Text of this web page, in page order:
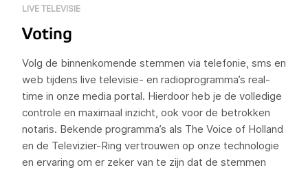
LIVE TELEVISIE
Voting
Volg de binnenkomende stemmen via telefonie, sms en
web tijdens live televisie- en radioprogramma’s real-
time in onze media portal. Hierdoor heb je de volledige
controle en maximaal inzicht, ook voor de betrokken
notaris. Bekende programma’s als The Voice of Holland
en de Televizier-Ring vertrouwen op onze technologie
en ervaring om er zeker van te zijn dat de stemmen